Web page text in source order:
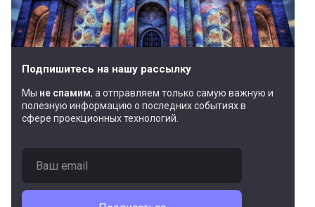
Подпишитесь на нашу рассылку
Мы не спамим, а отправляем только самую важную и
полезную информацию о последних событиях в
сфере проекционных технологий.